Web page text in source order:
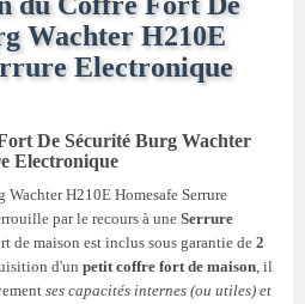
Wachter H210E
Electronique
De Sécurité Burg Wachter
Electronique
H210E Homesafe Serrure
par le recours à une Serrure
de maison est inclus sous garantie de 2
d'un petit coffre fort de maison, il
ses capacités internes (ou utiles) et